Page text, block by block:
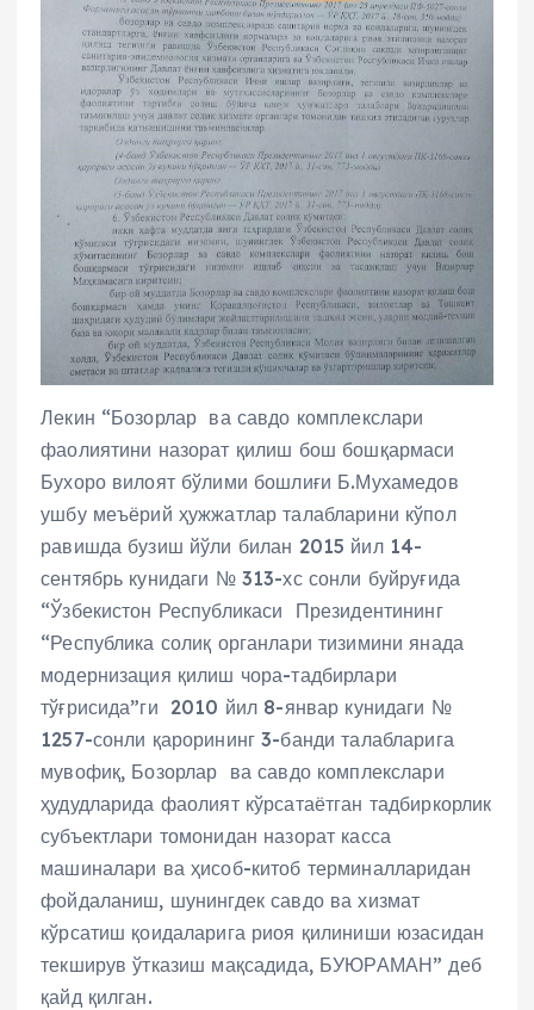
Лекин “Бозорлар ва савдо комплекслари
фаолиятини назорат қилиш бош бошқармаси
Бухоро вилоят бўлими бошлиғи Б.Мухамедов
ушбу меъёрий ҳужжатлар талабларини кўпол
равишда бузиш йўли билан 2015 йил 14-
сентябрь кунидаги № 313-хс сонли буйруғида
“Ўзбекистон Республикаси Президентининг
“Республика солиқ органлари тизимини янада
модернизация қилиш чора-тадбирлари
тўғрисида”ги 2010 йил 8-январ кунидаги №
1257-сонли қарорининг 3-банди талабларига
мувофиқ, Бозорлар ва савдо комплекслари
ҳудудларида фаолият кўрсатаётган тадбиркорлик
субъектлари томонидан назорат касса
машиналари ва ҳисоб-китоб терминалларидан
фойдаланиш, шунингдек савдо ва хизмат
кўрсатиш қоидаларига риоя қилиниши юзасидан
текширув ўтказиш мақсадида, БУЮРАМАН” деб
қайд қилган.